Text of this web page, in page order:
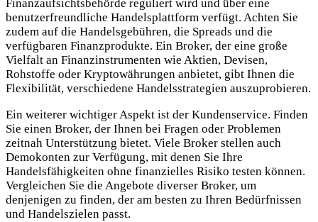
Finanzaufsichtsbehörde reguliert wird und über eine
benutzerfreundliche Handelsplattform verfügt. Achten Sie
zudem auf die Handelsgebühren, die Spreads und die
verfügbaren Finanzprodukte. Ein Broker, der eine große
Vielfalt an Finanzinstrumenten wie Aktien, Devisen,
Rohstoffe oder Kryptowährungen anbietet, gibt Ihnen die
Flexibilität, verschiedene Handelsstrategien auszuprobieren.
Ein weiterer wichtiger Aspekt ist der Kundenservice. Finden
Sie einen Broker, der Ihnen bei Fragen oder Problemen
zeitnah Unterstützung bietet. Viele Broker stellen auch
Demokonten zur Verfügung, mit denen Sie Ihre
Handelsfähigkeiten ohne finanzielles Risiko testen können.
Vergleichen Sie die Angebote diverser Broker, um
denjenigen zu finden, der am besten zu Ihren Bedürfnissen
und Handelszielen passt.